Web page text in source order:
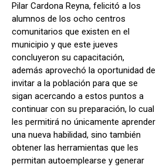
Pilar Cardona Reyna, felicitó a los
alumnos de los ocho centros
comunitarios que existen en el
municipio y que este jueves
concluyeron su capacitación,
además aprovechó la oportunidad de
invitar a la población para que se
sigan acercando a estos puntos a
continuar con su preparación, lo cual
les permitirá no únicamente aprender
una nueva habilidad, sino también
obtener las herramientas que les
permitan autoemplearse y generar